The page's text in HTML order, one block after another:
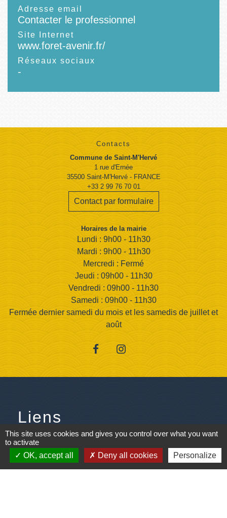
Adresse email
Contacter le professionnel
Site Internet
www.foret-avenir.fr/
Réseaux sociaux
-
Contacts
Commune de Saint-M'Hervé
1 rue d'Ernée
35500 Saint-M'Hervé - FRANCE
+33 2 99 76 70 01
Contact par formulaire
Horaires de la mairie
Lundi : 9h00 - 11h30
Mardi : 9h00 - 11h30
Mercredi : Fermé
Jeudi : 09h00 - 11h30
Vendredi : 09h00 - 11h30
Samedi : 09h00 - 11h30
Fermée dernier samedi du mois et les samedis de juillet et
août
Liens
ANCPV - Base nautique
Les assistantes maternelles
This site uses cookies and gives you control over what you want
to activate
OK, accept all
Deny all cookies Personalize